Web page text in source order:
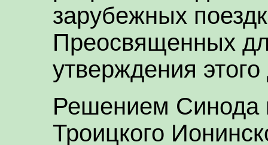
зарубежных
Преосвященных
утверждения
Решением Синода
Троицкого